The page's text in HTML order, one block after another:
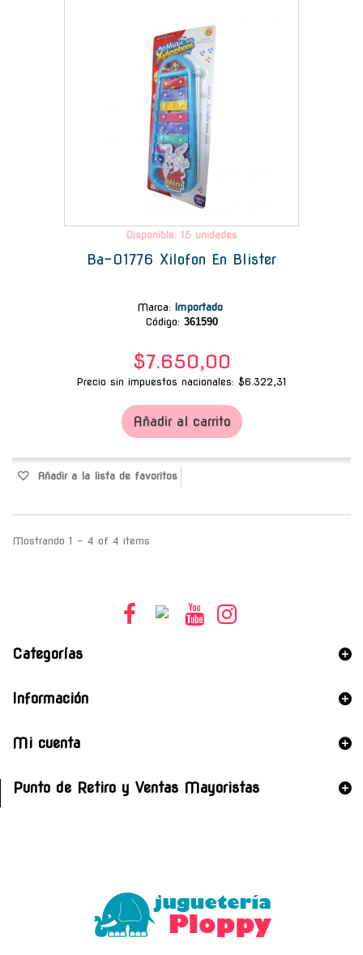
Disponible: 15 unidades
Ba-01776 Xilofon En Blister
Marca: Importado
Código: 361590
$7.650,00
Precio sin impuestos nacionales: $6.322,31
Añadir al carrito
Añadir a la lista de favoritos
Mostrando 1 - 4 of 4 items
Categorías
Información
Mi cuenta
Punto de Retiro y Ventas Mayoristas